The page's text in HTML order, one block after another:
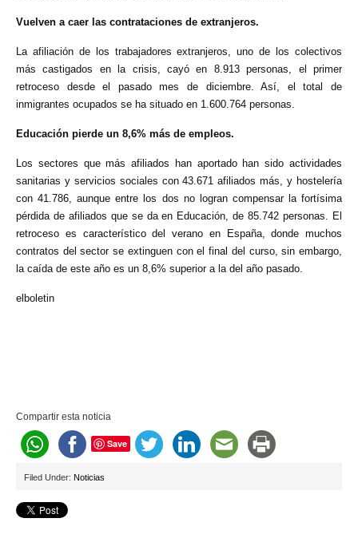
Vuelven a caer las contrataciones de extranjeros.
La afiliación de los trabajadores extranjeros, uno de los colectivos
más castigados en la crisis, cayó en 8.913 personas, el primer
retroceso desde el pasado mes de diciembre. Así, el total de
inmigrantes ocupados se ha situado en 1.600.764 personas.
Educación pierde un 8,6% más de empleos.
Los sectores que más afiliados han aportado han sido actividades
sanitarias y servicios sociales con 43.671 afiliados más, y hostelería
con 41.786, aunque entre los dos no logran compensar la fortísima
pérdida de afiliados que se da en Educación, de 85.742 personas. El
retroceso es característico del verano en España, donde muchos
contratos del sector se extinguen con el final del curso, sin embargo,
la caída de este año es un 8,6% superior a la del año pasado.
elboletin
Compartir esta noticia
Save
Filed Under: Noticias